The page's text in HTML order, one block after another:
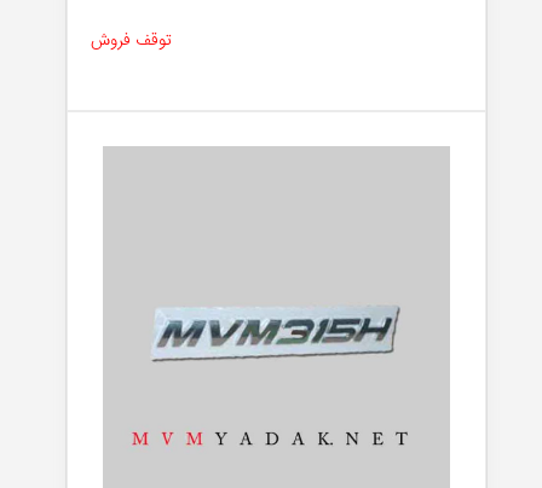
توقف فروش